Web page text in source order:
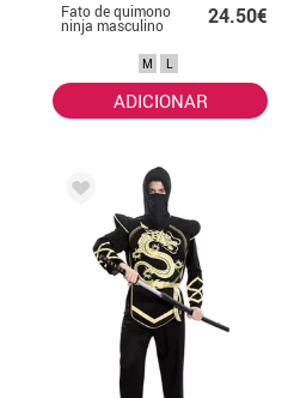
Fato de quimono
ninja masculino 24.50€
M L
ADICIONAR